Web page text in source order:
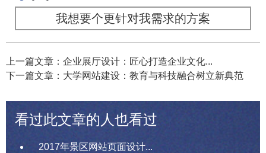
我想要个更针对我需求的方案
上一篇文章：企业展厅设计：匠心打造企业文化...
下一篇文章：大学网站建设：教育与科技融合树立新典范
看过此文章的人也看过
2017年景区网站页面设计...